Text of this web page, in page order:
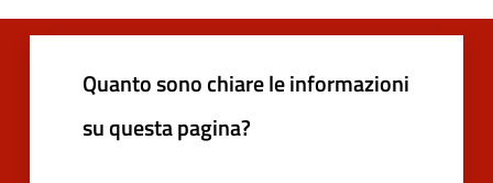
Quanto sono chiare le informazioni
su questa pagina?